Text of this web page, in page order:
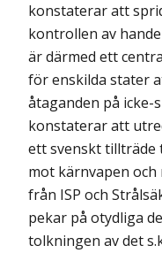
konstaterar att
kontrollen av
är därmed ett
för enskilda stater
åtaganden på
konstaterar att
ett svenskt tillträde
mot kärnvapen
från ISP och
pekar på otydliga
tolkningen av det